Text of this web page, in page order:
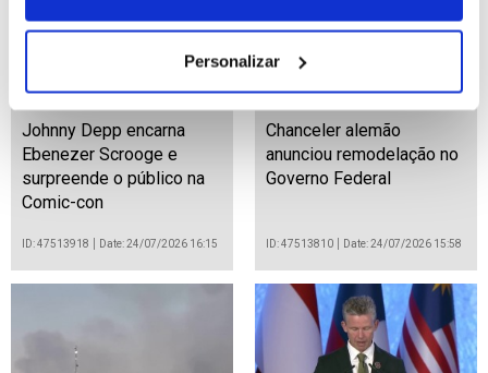
Personalizar
Johnny Depp encarna
Ebenezer Scrooge e
surpreende o público na
Comic-con
ID: 47513918 Date: 24/07/2026 16:15
Chanceler alemão
anunciou remodelação no
Governo Federal
ID: 47513810 Date: 24/07/2026 15:58